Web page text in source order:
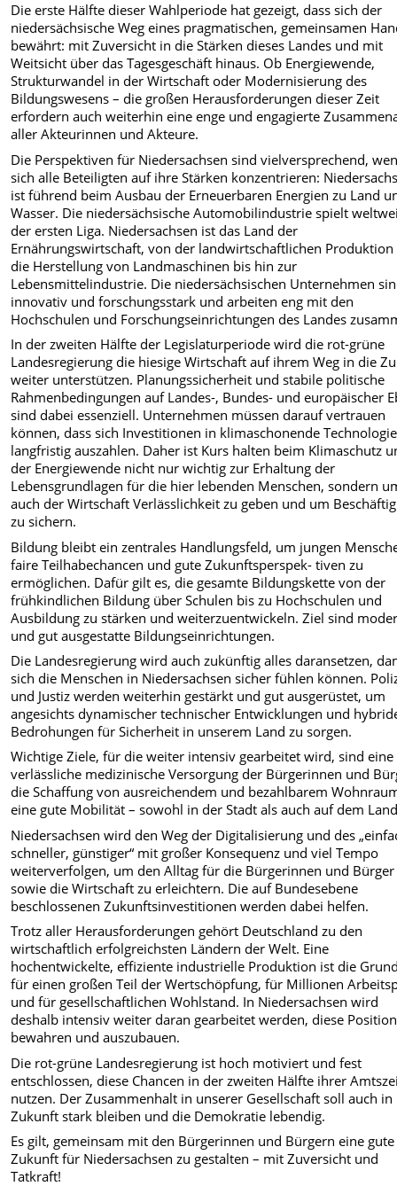
Die erste Hälfte dieser Wahlperiode hat gezeigt, dass sich der
niedersächsische Weg eines pragmatischen, gemeinsamen
bewährt: mit Zuversicht in die Stärken dieses Landes und mit
Weitsicht über das Tagesgeschäft hinaus. Ob Energiewende,
Strukturwandel in der Wirtschaft oder Modernisierung des
Bildungswesens – die großen Herausforderungen dieser Zeit
erfordern auch weiterhin eine enge und engagierte
aller Akteurinnen und Akteure.
Die Perspektiven für Niedersachsen sind vielversprechend,
sich alle Beteiligten auf ihre Stärken konzentrieren:
ist führend beim Ausbau der Erneuerbaren Energien zu Land
Wasser. Die niedersächsische Automobilindustrie spielt
der ersten Liga. Niedersachsen ist das Land der
Ernährungswirtschaft, von der landwirtschaftlichen
die Herstellung von Landmaschinen bis hin zur
Lebensmittelindustrie. Die niedersächsischen Unternehmen
innovativ und forschungsstark und arbeiten eng mit den
Hochschulen und Forschungseinrichtungen des Landes
In der zweiten Hälfte der Legislaturperiode wird die rot-grüne
Landesregierung die hiesige Wirtschaft auf ihrem Weg in die
weiter unterstützen. Planungssicherheit und stabile politische
Rahmenbedingungen auf Landes-, Bundes- und europäischer
sind dabei essenziell. Unternehmen müssen darauf vertrauen
können, dass sich Investitionen in klimaschonende
langfristig auszahlen. Daher ist Kurs halten beim Klimaschutz
der Energiewende nicht nur wichtig zur Erhaltung der
Lebensgrundlagen für die hier lebenden Menschen, sondern
auch der Wirtschaft Verlässlichkeit zu geben und um
zu sichern.
Bildung bleibt ein zentrales Handlungsfeld, um jungen
faire Teilhabechancen und gute Zukunftsperspek- tiven zu
ermöglichen. Dafür gilt es, die gesamte Bildungskette von der
frühkindlichen Bildung über Schulen bis zu Hochschulen und
Ausbildung zu stärken und weiterzuentwickeln. Ziel sind
und gut ausgestatte Bildungseinrichtungen.
Die Landesregierung wird auch zukünftig alles daransetzen,
sich die Menschen in Niedersachsen sicher fühlen können.
und Justiz werden weiterhin gestärkt und gut ausgerüstet, um
angesichts dynamischer technischer Entwicklungen und
Bedrohungen für Sicherheit in unserem Land zu sorgen.
Wichtige Ziele, für die weiter intensiv gearbeitet wird, sind eine
verlässliche medizinische Versorgung der Bürgerinnen und
die Schaffung von ausreichendem und bezahlbarem
eine gute Mobilität – sowohl in der Stadt als auch auf dem
Niedersachsen wird den Weg der Digitalisierung und des
schneller, günstiger“ mit großer Konsequenz und viel Tempo
weiterverfolgen, um den Alltag für die Bürgerinnen und Bürger
sowie die Wirtschaft zu erleichtern. Die auf Bundesebene
beschlossenen Zukunftsinvestitionen werden dabei helfen.
Trotz aller Herausforderungen gehört Deutschland zu den
wirtschaftlich erfolgreichsten Ländern der Welt. Eine
hochentwickelte, effiziente industrielle Produktion ist die
für einen großen Teil der Wertschöpfung, für Millionen
und für gesellschaftlichen Wohlstand. In Niedersachsen wird
deshalb intensiv weiter daran gearbeitet werden, diese
bewahren und auszubauen.
Die rot-grüne Landesregierung ist hoch motiviert und fest
entschlossen, diese Chancen in der zweiten Hälfte ihrer
nutzen. Der Zusammenhalt in unserer Gesellschaft soll auch in
Zukunft stark bleiben und die Demokratie lebendig.
Es gilt, gemeinsam mit den Bürgerinnen und Bürgern eine gute
Zukunft für Niedersachsen zu gestalten – mit Zuversicht und
Tatkraft!